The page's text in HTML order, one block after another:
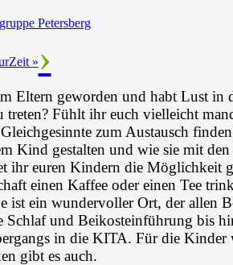
Petersberg
»
Eltern geworden und habt Lust in
treten? Fühlt ihr euch vielleicht
zum Austausch
Kind gestalten und wie sie mit
ihr euren Kindern die Möglichkeit
einen Kaffee oder einen Tee
ist ein wundervoller Ort, der allen
Schlaf und Beikosteinführung bis
in die KITA. Für die
gibt es auch.